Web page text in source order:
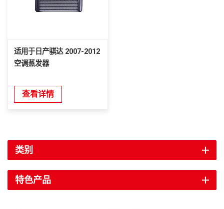
适用于日产骐达 2007-2012
空调蒸发器
查看详情
类别
特色产品